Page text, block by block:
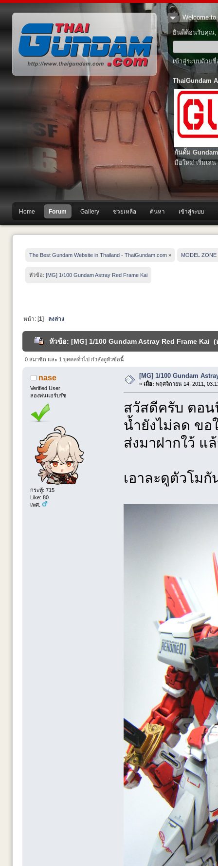
Welcome to
ยินดีต้อนรับคุณ,
เข้าสู่ระบบด้วย
ThaiGundam
กันดั้ม
มือใหม่ เริ่มเล่น
Home Forum Gallery ช่วยเหลือ ค้นหา เข้าสู่ระบบ
The Best Gundam Website in Thailand - ThaiGundam.com » MODEL ZONE
หัวข้อ: [MG] 1/100 Gundam Astray Red Frame Kai
หน้า: [1] ลงล่าง
หัวข้อ: [MG] 1/100 Gundam Astray Red Frame Kai (
0 สมาชิก และ 1 บุคคลทั่วไป กำลังดูหัวข้อนี้
nase
Verified User
ลองพ่นแอร์บรัช
กระทู้: 715
Like: 80
เพศ:
[MG] 1/100 Gundam
« เมื่อ: พฤศจิกายน 14, 2011,
สวัสดีครับ ตอน
น้ำยังไม่ลด ขอ
ส่งมาฝากใว้ แ
เอาละดูตัวโมกั